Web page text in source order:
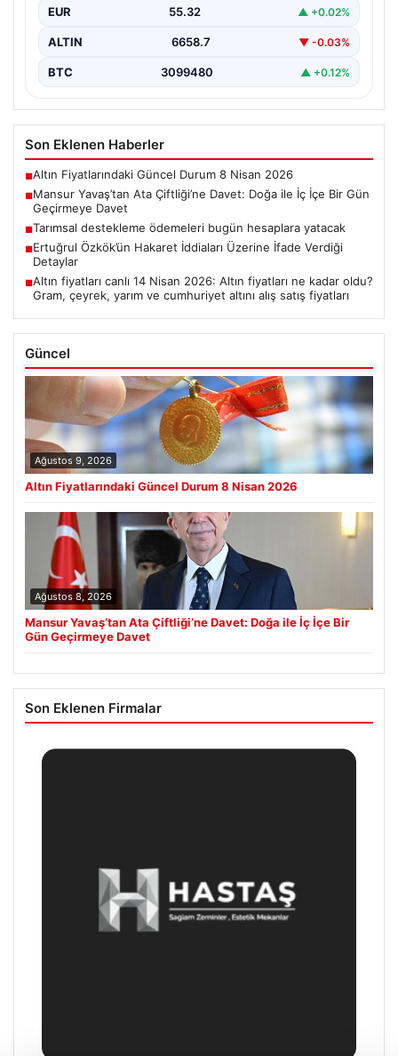
EUR 55.32 ▲ +0.02%
ALTIN 6658.7 ▼ -0.03%
BTC 3099480 ▲ +0.12%
Son Eklenen Haberler
■Altın Fiyatlarındaki Güncel Durum 8 Nisan 2026
■Mansur Yavaş’tan Ata Çiftliği’ne Davet: Doğa ile İç İçe Bir Gün
Geçirmeye Davet
■Tarımsal destekleme ödemeleri bugün hesaplara yatacak
■Ertuğrul Özkök’ün Hakaret İddiaları Üzerine İfade Verdiği
Detaylar
■Altın fiyatları canlı 14 Nisan 2026: Altın fiyatları ne kadar oldu?
Gram, çeyrek, yarım ve cumhuriyet altını alış satış fiyatları
Güncel
Ağustos 9, 2026
Altın Fiyatlarındaki Güncel Durum 8 Nisan 2026
Ağustos 8, 2026
Mansur Yavaş’tan Ata Çiftliği’ne Davet: Doğa ile İç İçe Bir
Gün Geçirmeye Davet
Son Eklenen Firmalar